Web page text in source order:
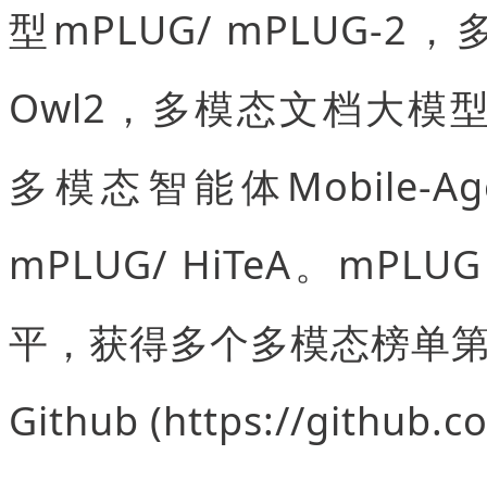
型mPLUG/ mPLUG-2，
Owl2，多模态文档大模
多模态智能体Mobile-
mPLUG/ HiTeA。
平，获得多个多模态榜单
Github (https://